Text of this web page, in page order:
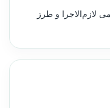
لازم‌الاجرا و طرز